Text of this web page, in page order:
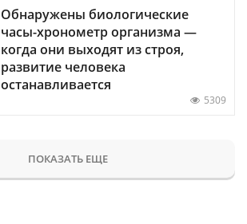
Обнаружены биологические
часы-хронометр организма —
когда они выходят из строя,
развитие человека
останавливается
5309
ПОКАЗАТЬ ЕЩЕ